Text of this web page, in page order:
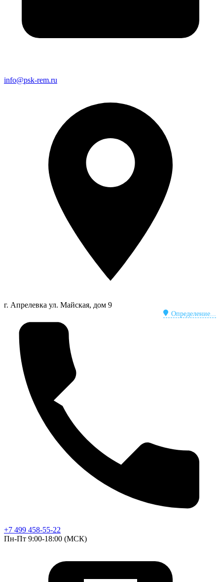
info@psk-rem.ru
г. Апрелевка
Определение...
ул. Майская, дом 9
+7 499 458-55-22
Пн-Пт 9:00-18:00 (МСК)